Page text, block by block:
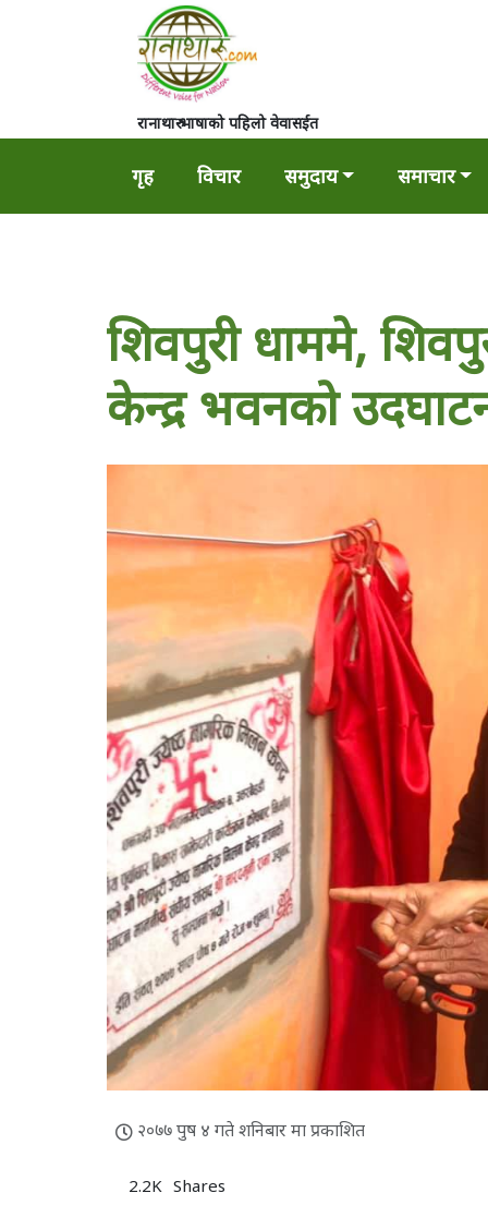
रानाथारु भाषाको पहिलो वेवासईत
गृह विचार समुदाय समाचार
शिवपुरी धाममे,
केन्द्र भवनको
२०७७ पुष ४ गते शनिबार मा प्रकाशित
2.2K Shares